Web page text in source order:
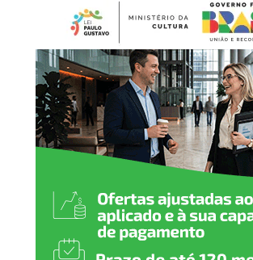
em nível estadual. É
grande satisfação
este campeonato e
consolidar Canoas
uma verdadeira
no esporte”, destaca
secretário municipal
Esporte e Lazer,
Oliveira.